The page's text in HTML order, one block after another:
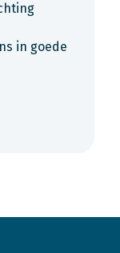
in goede